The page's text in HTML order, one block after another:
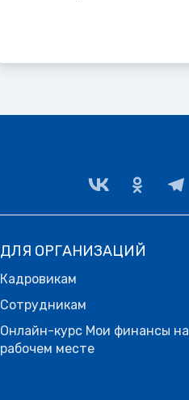
ДЛЯ ОРГАНИЗАЦИЙ
Кадровикам
Сотрудникам
Онлайн-курс Мои финансы на
рабочем месте